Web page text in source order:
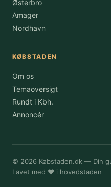
Østerbro
Amager
Nordhavn
KØBSTADEN
Om os
Temaoversigt
Rundt i Kbh.
Annoncér
© 2026 Købstaden.dk — Din
Lavet med ♥ i hovedstaden